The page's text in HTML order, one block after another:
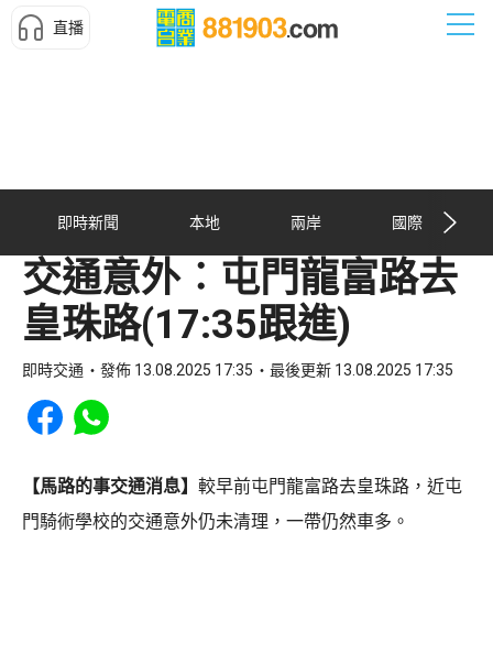
直播
即時新聞 本地 兩岸 國際
交通意外︰屯門龍富路去
皇珠路(17:35跟進)
即時交通 發佈 13.08.2025 17:35 最後更新 13.08.2025 17:35
Share to Facebook
Share to WhatsApp
【馬路的事交通消息】 較早前屯門龍富路去皇珠路，近屯
門騎術學校的交通意外仍未清理，一帶仍然車多。